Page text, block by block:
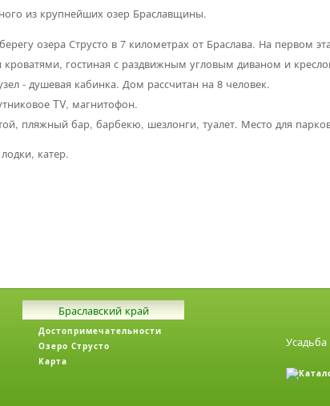
из крупнейших озер Браславщины.
озера Струсто в 7 километрах от Браслава. На первом
гостиная с раздвижным угловым диваном и
- душевая кабинка. Дом рассчитан на 8 человек.
TV, магнитофон.
пляжный бар, барбекю, шезлонги, туалет. Место для
катер.
Браславский край
Достопримечательности
Озеро Струсто
Карта